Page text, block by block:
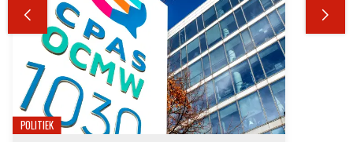
 
POLITIEK